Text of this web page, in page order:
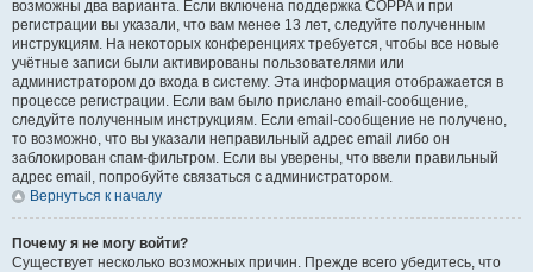
возможны два варианта. Если включена поддержка COPPA и при
регистрации вы указали, что вам менее 13 лет, следуйте полученным
инструкциям. На некоторых конференциях требуется, чтобы все новые
учётные записи были активированы пользователями или
администратором до входа в систему. Эта информация отображается в
процессе регистрации. Если вам было прислано email-сообщение,
следуйте полученным инструкциям. Если email-сообщение не получено,
то возможно, что вы указали неправильный адрес email либо он
заблокирован спам-фильтром. Если вы уверены, что ввели правильный
адрес email, попробуйте связаться с администратором.
Вернуться к началу
Почему я не могу войти?
Существует несколько возможных причин. Прежде всего убедитесь, что